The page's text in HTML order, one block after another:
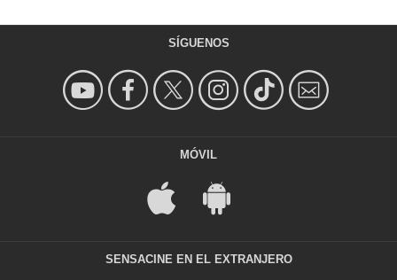
SÍGUENOS
MÓVIL
SENSACINE EN EL EXTRANJERO